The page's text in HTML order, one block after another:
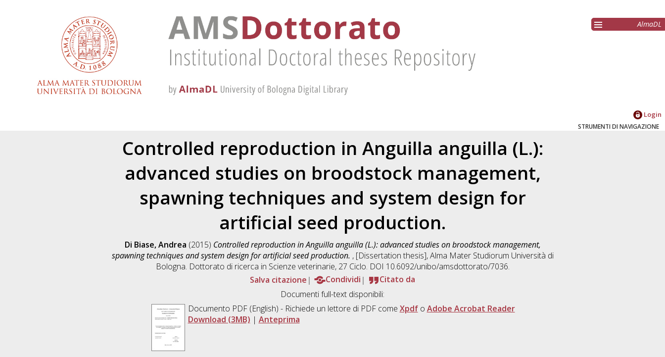
AlmaDL
Login
STRUMENTI DI NAVIGAZIONE
Controlled reproduction in Anguilla anguilla (L.):
advanced studies on broodstock management,
spawning techniques and system design for
artificial seed production.
Di Biase, Andrea (2015) Controlled reproduction in Anguilla anguilla (L.): advanced studies on broodstock management,
spawning techniques and system design for artificial seed production. , [Dissertation thesis], Alma Mater Studiorum Università di
Bologna. Dottorato di ricerca in Scienze veterinarie, 27 Ciclo. DOI 10.6092/unibo/amsdottorato/7036.
Salva citazione
Condividi
Citato da
Documenti full-text disponibili:
Documento PDF(English) - Richiede un lettore di PDF come Xpdfo Adobe Acrobat Reader
Download (3MB) | Anteprima